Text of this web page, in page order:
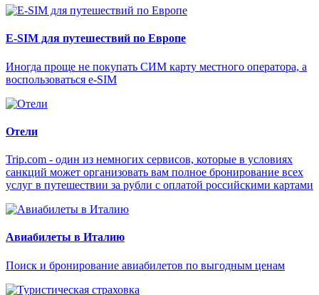
E-SIM для путешествий по Европе
Иногда проще не покупать СИМ карту местного оператора, а
воспользоваться e-SIM
Отели
Trip.com - один из немногих сервисов, которые в условиях
санкций может организовать вам полное бронирование всех
услуг в путешествии за рубли с оплатой российскими картами
Авиабилеты в Италию
Поиск и бронирование авиабилетов по выгодным ценам